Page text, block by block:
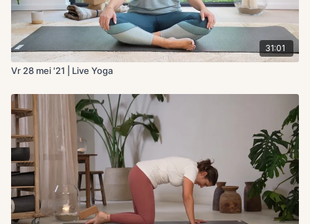
31:01
Vr 28 mei '21 | Live Yoga